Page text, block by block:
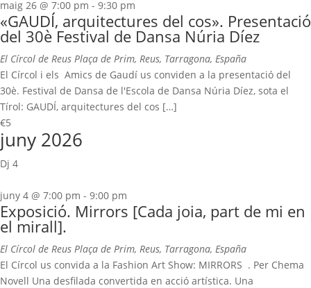
maig 26 @ 7:00 pm - 9:30 pm
«GAUDÍ, arquitectures del cos». Presentació
del 30è Festival de Dansa Núria Díez
El Círcol de Reus Plaça de Prim, Reus, Tarragona, España
El Círcol i els Amics de Gaudí us conviden a la presentació del
30è. Festival de Dansa de l'Escola de Dansa Núria Díez, sota el
Tírol: GAUDÍ, arquitectures del cos […]
€5
juny 2026
Dj 4
juny 4 @ 7:00 pm - 9:00 pm
Exposició. Mirrors [Cada joia, part de mi en
el mirall].
El Círcol de Reus Plaça de Prim, Reus, Tarragona, España
El Círcol us convida a la Fashion Art Show: MIRRORS . Per Chema
Novell Una desfilada convertida en acció artística. Una